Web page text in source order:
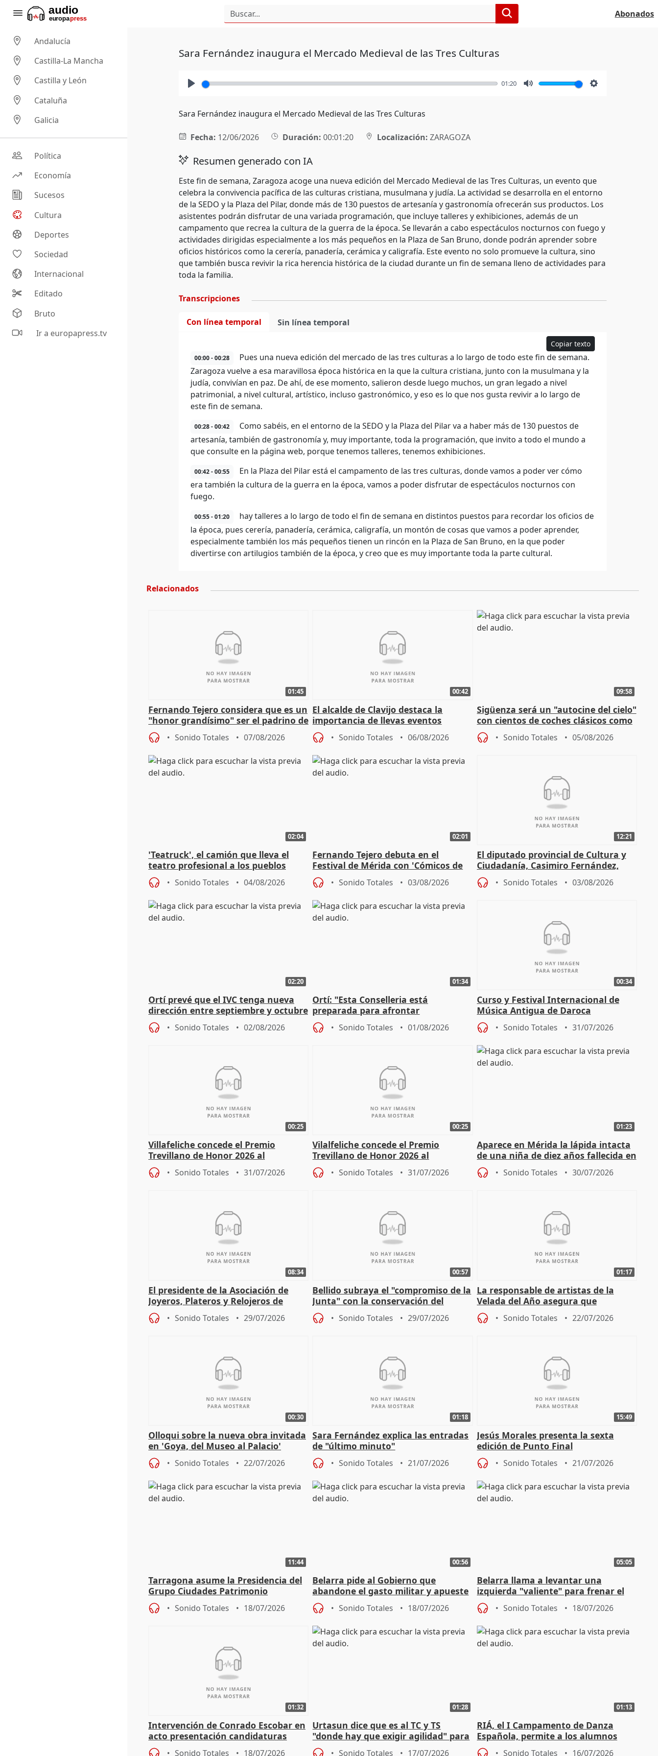
Abonados
Andalucía
Castilla-La Mancha
Castilla y León
Cataluña
Galicia
Política
Economía
Sucesos
Cultura
Deportes
Sociedad
Internacional
Editado
Bruto
Ir a europapress.tv
Sara Fernández inaugura el Mercado Medieval de las Tres Culturas
01:20
Sara Fernández inaugura el Mercado Medieval de las Tres Culturas
Fecha: 12/06/2026 Duración: 00:01:20 Localización: ZARAGOZA
Resumen generado con IA
Este fin de semana, Zaragoza acoge una nueva edición del Mercado Medieval de las Tres Culturas, un evento que
celebra la convivencia pacífica de las culturas cristiana, musulmana y judía. La actividad se desarrolla en el entorno
de la SEDO y la Plaza del Pilar, donde más de 130 puestos de artesanía y gastronomía ofrecerán sus productos. Los
asistentes podrán disfrutar de una variada programación, que incluye talleres y exhibiciones, además de un
campamento que recrea la cultura de la guerra de la época. Se llevarán a cabo espectáculos nocturnos con fuego y
actividades dirigidas especialmente a los más pequeños en la Plaza de San Bruno, donde podrán aprender sobre
oficios históricos como la cerería, panadería, cerámica y caligrafía. Este evento no solo promueve la cultura, sino
que también busca revivir la rica herencia histórica de la ciudad durante un fin de semana lleno de actividades para
toda la familia.
Transcripciones
Con línea temporal Sin línea temporal
Copiar texto
00:00 - 00:28
Pues una nueva edición del mercado de las tres culturas a lo largo de todo este fin de semana.
Zaragoza vuelve a esa maravillosa época histórica en la que la cultura cristiana, junto con la musulmana y la
judía, convivían en paz. De ahí, de ese momento, salieron desde luego muchos, un gran legado a nivel
patrimonial, a nivel cultural, artístico, incluso gastronómico, y eso es lo que nos gusta revivir a lo largo de
este fin de semana.
00:28 - 00:42
Como sabéis, en el entorno de la SEDO y la Plaza del Pilar va a haber más de 130 puestos de
artesanía, también de gastronomía y, muy importante, toda la programación, que invito a todo el mundo a
que consulte en la página web, porque tenemos talleres, tenemos exhibiciones.
00:42 - 00:55
En la Plaza del Pilar está el campamento de las tres culturas, donde vamos a poder ver cómo
era también la cultura de la guerra en la época, vamos a poder disfrutar de espectáculos nocturnos con
fuego.
00:55 - 01:20
hay talleres a lo largo de todo el fin de semana en distintos puestos para recordar los oficios de
la época, pues cerería, panadería, cerámica, caligrafía, un montón de cosas que vamos a poder aprender,
especialmente también los más pequeños tienen un rincón en la Plaza de San Bruno, en la que poder
divertirse con artilugios también de la época, y creo que es muy importante toda la parte cultural.
Relacionados
01:45
Fernando Tejero considera que es un
"honor grandísimo" ser el padrino de
la representación
Sonido Totales 07/08/2026
00:42
El alcalde de Clavijo destaca la
importancia de llevas eventos
culturales a los pueblos
Sonido Totales 06/08/2026
09:58
Sigüenza será un "autocine del cielo"
con cientos de coches clásicos como
espectadores
Sonido Totales 05/08/2026
02:04
'Teatruck', el camión que lleva el
teatro profesional a los pueblos
extremeños
Sonido Totales 04/08/2026
02:01
Fernando Tejero debuta en el
Festival de Mérida con 'Cómicos de
Roma': "Strabo me ha escogido"
Sonido Totales 03/08/2026
12:21
El diputado provincial de Cultura y
Ciudadanía, Casimiro Fernández,
sobre el balance de entradas
Sonido Totales 03/08/2026
02:20
Ortí prevé que el IVC tenga nueva
dirección entre septiembre y octubre
Sonido Totales 02/08/2026
01:34
Ortí: "Esta Conselleria está
preparada para afrontar
absolutamente todos los escenarios"
Sonido Totales 01/08/2026
00:34
Curso y Festival Internacional de
Música Antigua de Daroca
Sonido Totales 31/07/2026
00:25
Villafeliche concede el Premio
Trevillano de Honor 2026 al
periodista Xabier Fortes
Sonido Totales 31/07/2026
00:25
Vilalfeliche concede el Premio
Trevillano de Honor 2026 al
periodista Xabier Fortes
Sonido Totales 31/07/2026
01:23
Aparece en Mérida la lápida intacta
de una niña de diez años fallecida en
el año 519 d.C.
Sonido Totales 30/07/2026
08:34
El presidente de la Asociación de
Joyeros, Plateros y Relojeros de
Córdoba celebra la IGP
Sonido Totales 29/07/2026
00:57
Bellido subraya el "compromiso de la
Junta" con la conservación del
patrimonio en Córdoba
Sonido Totales 29/07/2026
01:17
La responsable de artistas de la
Velada del Año asegura que
"Andalucía está muy presente" en la
cita
Sonido Totales 22/07/2026
00:30
Olloqui sobre la nueva obra invitada
en 'Goya, del Museo al Palacio'
Sonido Totales 22/07/2026
01:18
Sara Fernández explica las entradas
de "último minuto"
Sonido Totales 21/07/2026
15:49
Jesús Morales presenta la sexta
edición de Punto Final
Sonido Totales 21/07/2026
11:44
Tarragona asume la Presidencia del
Grupo Ciudades Patrimonio
Sonido Totales 18/07/2026
00:56
Belarra pide al Gobierno que
abandone el gasto militar y apueste
"de verdad" por la cultura
Sonido Totales 18/07/2026
05:05
Belarra llama a levantar una
izquierda "valiente" para frenar el
avance de la extrema derecha
Sonido Totales 18/07/2026
01:32
Intervención de Conrado Escobar en
acto presentación candidaturas
alcaldes PP para 2027
Sonido Totales 18/07/2026
01:28
Urtasun dice que es al TC y TS
"donde hay que exigir agilidad" para
aplicar la Ley de Amnistía
Sonido Totales 17/07/2026
01:13
RIÁ, el I Campamento de Danza
Española, permite a los alumnos
"sacar su talento a flor de piel"
Sonido Totales 16/07/2026